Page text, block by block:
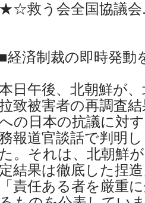
★☆救う会全国協議
■経済制裁の即時発動
日午後、北朝鮮が
致被害者の再調査結
の日本の抗議に対
報道官談話で判明
た。それは、北朝鮮
定結果は徹底した捏
「責任ある者を厳重